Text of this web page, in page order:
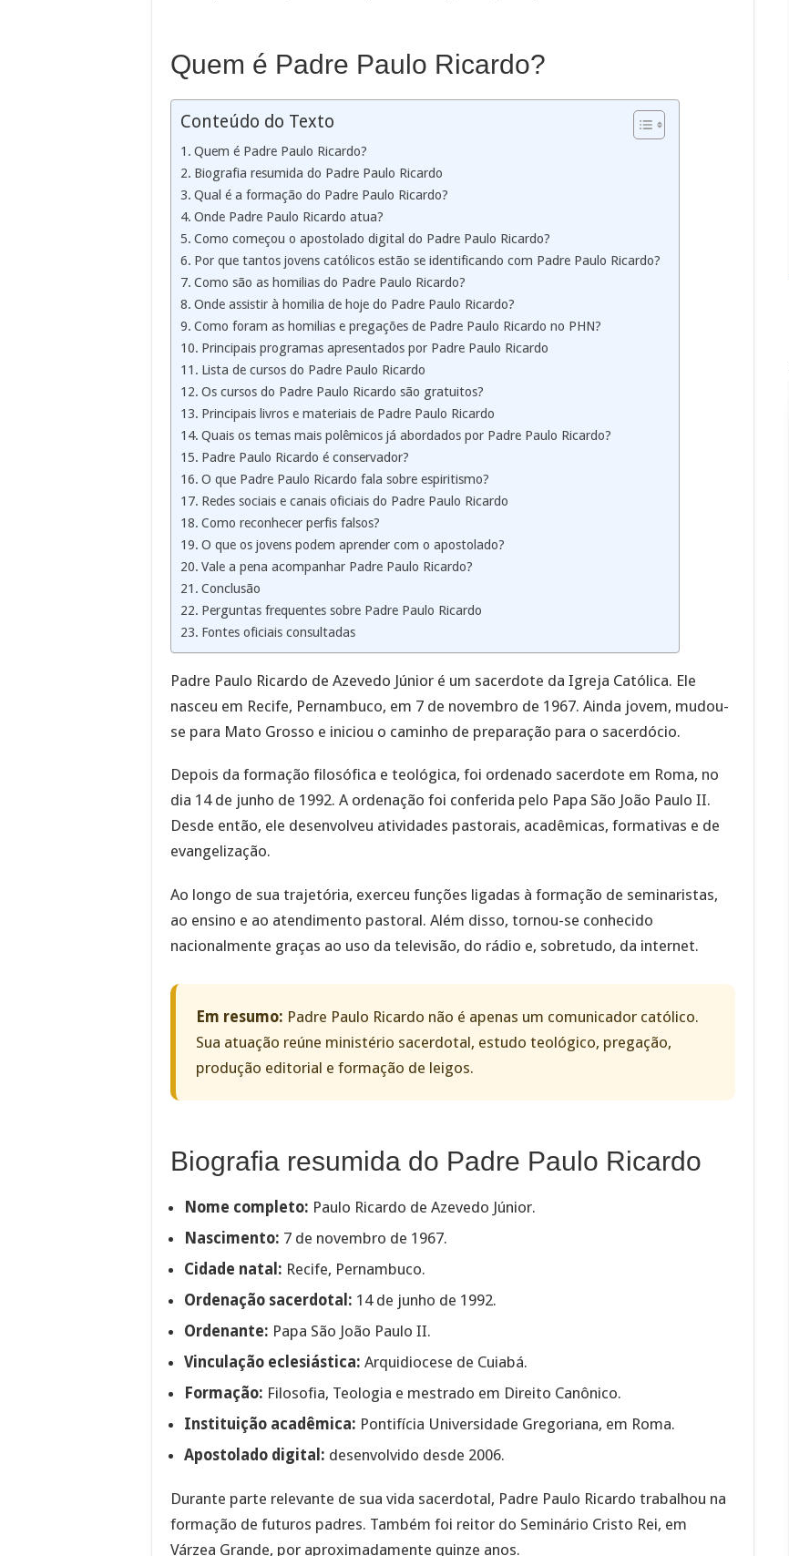
Quem é Padre Paulo Ricardo?
Conteúdo do Texto
Quem é Padre Paulo Ricardo?
Biografia resumida do Padre Paulo Ricardo
Qual é a formação do Padre Paulo Ricardo?
Onde Padre Paulo Ricardo atua?
Como começou o apostolado digital do Padre Paulo Ricardo?
Por que tantos jovens católicos estão se identificando com Padre Paulo Ricardo?
Como são as homilias do Padre Paulo Ricardo?
Onde assistir à homilia de hoje do Padre Paulo Ricardo?
Como foram as homilias e pregações de Padre Paulo Ricardo no PHN?
Principais programas apresentados por Padre Paulo Ricardo
Lista de cursos do Padre Paulo Ricardo
Os cursos do Padre Paulo Ricardo são gratuitos?
Principais livros e materiais de Padre Paulo Ricardo
Quais os temas mais polêmicos já abordados por Padre Paulo Ricardo?
Padre Paulo Ricardo é conservador?
O que Padre Paulo Ricardo fala sobre espiritismo?
Redes sociais e canais oficiais do Padre Paulo Ricardo
Como reconhecer perfis falsos?
O que os jovens podem aprender com o apostolado?
Vale a pena acompanhar Padre Paulo Ricardo?
Conclusão
Perguntas frequentes sobre Padre Paulo Ricardo
Fontes oficiais consultadas
Padre Paulo Ricardo de Azevedo Júnior é um sacerdote da Igreja Católica. Ele
nasceu em Recife, Pernambuco, em 7 de novembro de 1967. Ainda jovem, mudou-
se para Mato Grosso e iniciou o caminho de preparação para o sacerdócio.
Depois da formação filosófica e teológica, foi ordenado sacerdote em Roma, no
dia 14 de junho de 1992. A ordenação foi conferida pelo Papa São João Paulo II.
Desde então, ele desenvolveu atividades pastorais, acadêmicas, formativas e de
evangelização.
Ao longo de sua trajetória, exerceu funções ligadas à formação de seminaristas,
ao ensino e ao atendimento pastoral. Além disso, tornou-se conhecido
nacionalmente graças ao uso da televisão, do rádio e, sobretudo, da internet.
Em resumo: Padre Paulo Ricardo não é apenas um comunicador católico.
Sua atuação reúne ministério sacerdotal, estudo teológico, pregação,
produção editorial e formação de leigos.
Biografia resumida do Padre Paulo Ricardo
Nome completo: Paulo Ricardo de Azevedo Júnior.
Nascimento: 7 de novembro de 1967.
Cidade natal: Recife, Pernambuco.
Ordenação sacerdotal: 14 de junho de 1992.
Ordenante: Papa São João Paulo II.
Vinculação eclesiástica: Arquidiocese de Cuiabá.
Formação: Filosofia, Teologia e mestrado em Direito Canônico.
Instituição acadêmica: Pontifícia Universidade Gregoriana, em Roma.
Apostolado digital: desenvolvido desde 2006.
Durante parte relevante de sua vida sacerdotal, Padre Paulo Ricardo trabalhou na
formação de futuros padres. Também foi reitor do Seminário Cristo Rei, em
Várzea Grande, por aproximadamente quinze anos.